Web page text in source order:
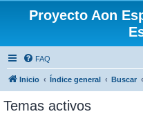
Proyecto Aon
FAQ
Inicio Índice general Buscar
Temas activos